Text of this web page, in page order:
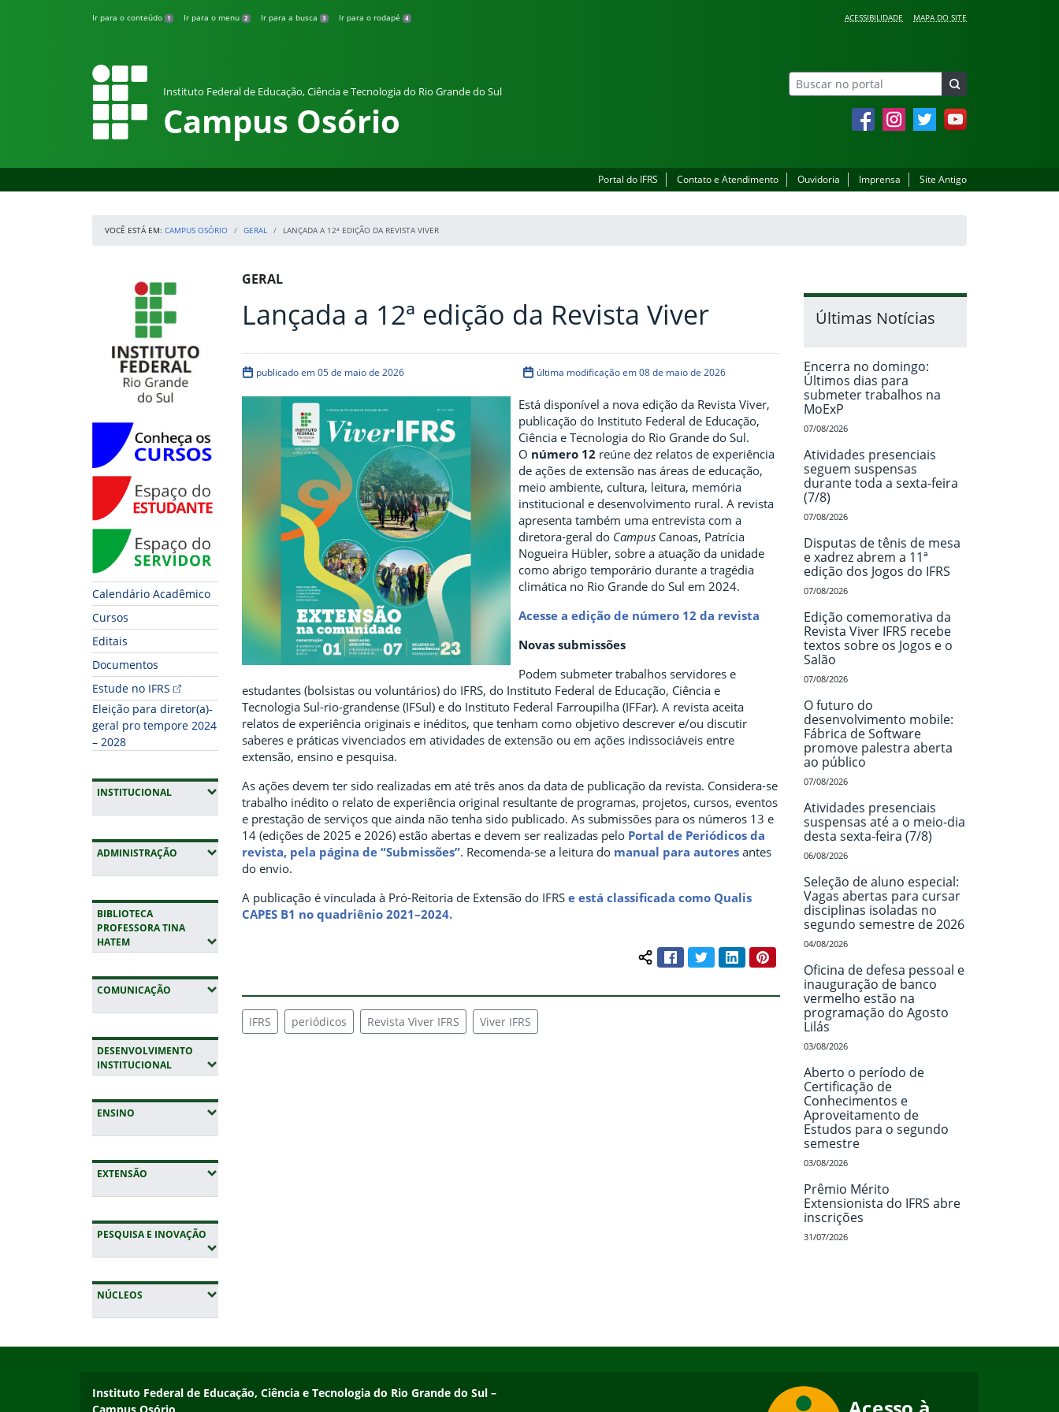
Ir para o conteúdo 1 Ir para o menu 2 Ir para a busca 3 Ir para o rodapé 4 ACESSIBILIDADE MAPA DO SITE
Instituto Federal de Educação, Ciência e Tecnologia do Rio Grande do Sul
Campus Osório FacebookInstagramTwitter YouTube
Portal do IFRS Contato e Atendimento Ouvidoria Imprensa Site Antigo
VOCÊ ESTÁ EM: CAMPUS OSÓRIO GERAL LANÇADA A 12ª EDIÇÃO DA REVISTA VIVER
Início da navegação
Conheça os Cursos
Espaço do Estudante
Espaço do Servidor
Calendário Acadêmico
Cursos
Editais
Documentos
Estude no IFRS
Eleição para diretor(a)-
geral pro tempore 2024
– 2028
INSTITUCIONAL(EXPANDIR SUBMENUS)
ADMINISTRAÇÃO (EXPANDIR SUBMENUS)
BIBLIOTECA
PROFESSORA TINA
HATEM(EXPANDIR SUBMENUS)
COMUNICAÇÃO (EXPANDIR SUBMENUS)
DESENVOLVIMENTO
INSTITUCIONAL(EXPANDIR SUBMENUS)
ENSINO (EXPANDIR SUBMENUS)
EXTENSÃO (EXPANDIR SUBMENUS)
PESQUISA E INOVAÇÃO
NÚCLEOS (EXPANDIR SUBMENUS)
Início do conteúdo
GERAL
Lançada a 12ª edição da Revista Viver
publicado em 05 de maio de 2026 última modificação em 08 de maio de 2026
Está disponível a nova edição da Revista Viver,
publicação do Instituto Federal de Educação,
Ciência e Tecnologia do Rio Grande do Sul.
O número 12 reúne dez relatos de experiência
de ações de extensão nas áreas de educação,
meio ambiente, cultura, leitura, memória
institucional e desenvolvimento rural. A revista
apresenta também uma entrevista com a
diretora-geral do Campus Canoas, Patrícia
Nogueira Hübler, sobre a atuação da unidade
como abrigo temporário durante a tragédia
climática no Rio Grande do Sul em 2024.
Acesse a edição de número 12 da revista
Novas submissões
Podem submeter trabalhos servidores e
estudantes (bolsistas ou voluntários) do IFRS, do Instituto Federal de Educação, Ciência e
Tecnologia Sul-rio-grandense (IFSul) e do Instituto Federal Farroupilha (IFFar). A revista aceita
relatos de experiência originais e inéditos, que tenham como objetivo descrever e/ou discutir
saberes e práticas vivenciados em atividades de extensão ou em ações indissociáveis entre
extensão, ensino e pesquisa.
As ações devem ter sido realizadas em até três anos da data de publicação da revista. Considera-se
trabalho inédito o relato de experiência original resultante de programas, projetos, cursos, eventos
e prestação de serviços que ainda não tenha sido publicado. As submissões para os números 13 e
14 (edições de 2025 e 2026) estão abertas e devem ser realizadas pelo Portal de Periódicos da
revista, pela página de “Submissões”. Recomenda-se a leitura do manual para autores antes
do envio.
A publicação é vinculada à Pró-Reitoria de Extensão do IFRS e está classificada como Qualis
CAPES B1 no quadriênio 2021–2024.
Compartilhar conteúdo:
FacebookTwitterLinkedInPinterest
IFRS periódicos Revista Viver IFRS Viver IFRS
Últimas Notícias
Encerra no domingo:
Últimos dias para
submeter trabalhos na
MoExP
07/08/2026
Atividades presenciais
seguem suspensas
durante toda a sexta-feira
(7/8)
07/08/2026
Disputas de tênis de mesa
e xadrez abrem a 11ª
edição dos Jogos do IFRS
07/08/2026
Edição comemorativa da
Revista Viver IFRS recebe
textos sobre os Jogos e o
Salão
07/08/2026
O futuro do
desenvolvimento mobile:
Fábrica de Software
promove palestra aberta
ao público
07/08/2026
Atividades presenciais
suspensas até a o meio-dia
desta sexta-feira (7/8)
06/08/2026
Seleção de aluno especial:
Vagas abertas para cursar
disciplinas isoladas no
segundo semestre de 2026
04/08/2026
Oficina de defesa pessoal e
inauguração de banco
vermelho estão na
programação do Agosto
Lilás
03/08/2026
Aberto o período de
Certificação de
Conhecimentos e
Aproveitamento de
Estudos para o segundo
semestre
03/08/2026
Prêmio Mérito
Extensionista do IFRS abre
inscrições
31/07/2026
Instituto Federal de Educação, Ciência e Tecnologia do Rio Grande do Sul – Campus Osório
Instituto Federal de Educação, Ciência e Tecnologia do Rio Grande do Sul –